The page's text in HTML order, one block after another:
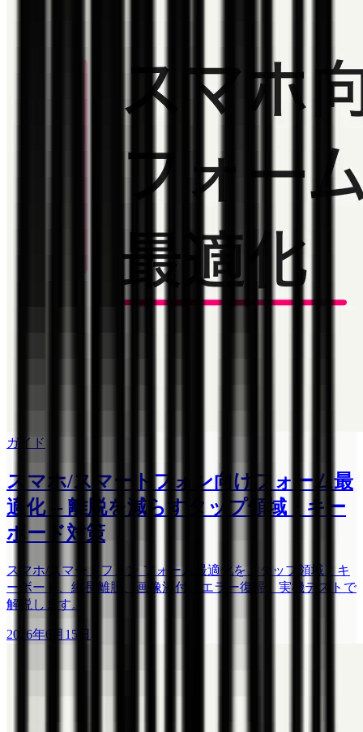
ガイド
スマホ/スマートフォン向けフォーム最
適化 -- 離脱を減らすタップ領域・キー
ボード対策
スマホ/スマートフォン フォーム最適化を、タップ領域、キ
ーボード、縦長離脱、画像添付、エラー復帰、実機テストで
解説します。
2026年6月15日